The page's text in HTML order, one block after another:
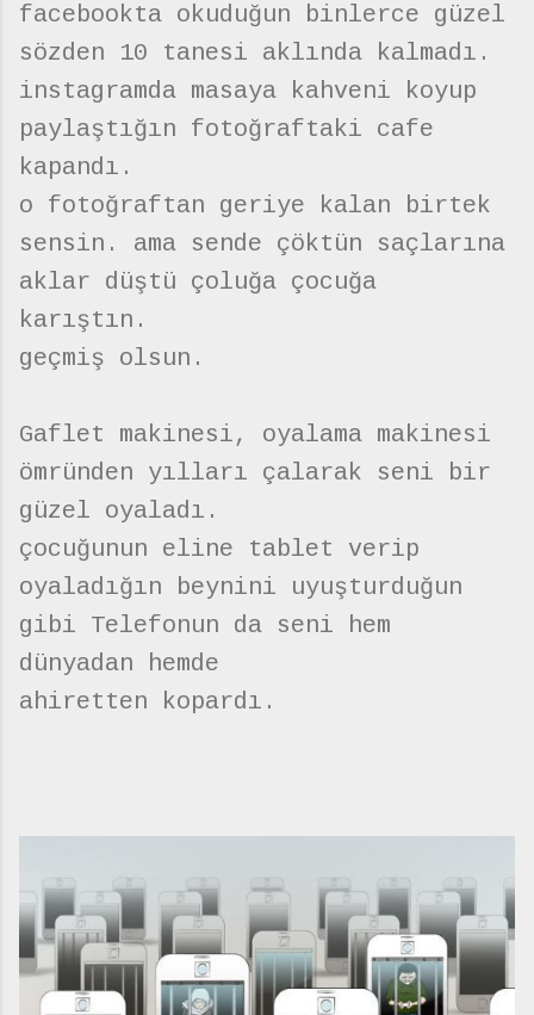
facebookta okuduğun binlerce güzel
sözden 10 tanesi aklında kalmadı.
instagramda masaya kahveni koyup
paylaştığın fotoğraftaki cafe
kapandı.
o fotoğraftan geriye kalan birtek
sensin. ama sende çöktün saçlarına
aklar düştü çoluğa çocuğa
karıştın.
geçmiş olsun.
Gaflet makinesi, oyalama makinesi
ömründen yılları çalarak seni bir
güzel oyaladı.
çocuğunun eline tablet verip
oyaladığın beynini uyuşturduğun
gibi Telefonun da seni hem
dünyadan hemde
ahiretten kopardı.